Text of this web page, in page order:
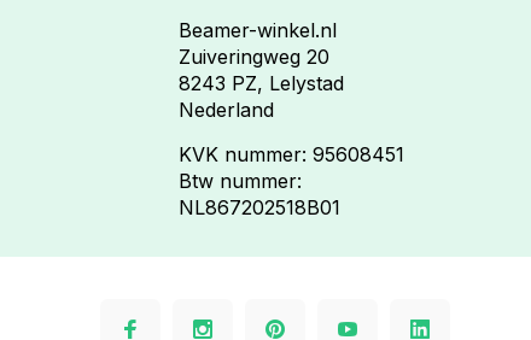
Beamer-winkel.nl
Zuiveringweg 20
8243 PZ, Lelystad
Nederland
KVK nummer: 95608451
Btw nummer:
NL867202518B01